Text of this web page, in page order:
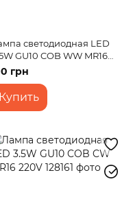
светодиодная LED
GU10 COB WW MR16
грн
Купить